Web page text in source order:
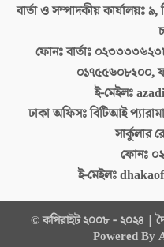
বার্তা ও সম্পাদকীয় কার্যালয়ঃ৯,
ফোনঃ বার্তাঃ
০১৭৫৫৬০৮২০০,
ই-মেইলঃ
ঢাকা অফিসঃবিটিআই
সার্কুলার
ফোনঃ
ই-মেইলঃ
© কপিরাইট ২০০৮ - ২০২৪ |
Powered By